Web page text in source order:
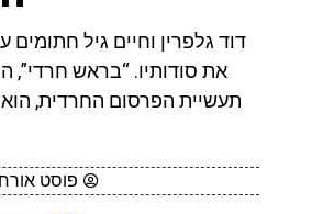
דוד גלפרין וחיים גיל
את סודותיו. “בראש חרדי”,
תעשיית הפרסום החרדית,
פוסט אורח